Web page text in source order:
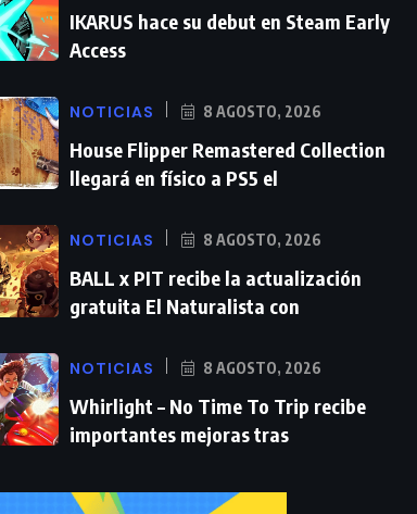
IKARUS hace su debut en Steam Early
Access
NOTICIAS 8 AGOSTO, 2026
House Flipper Remastered Collection
llegará en físico a PS5 el
NOTICIAS 8 AGOSTO, 2026
BALL x PIT recibe la actualización
gratuita El Naturalista con
NOTICIAS 8 AGOSTO, 2026
Whirlight – No Time To Trip recibe
importantes mejoras tras